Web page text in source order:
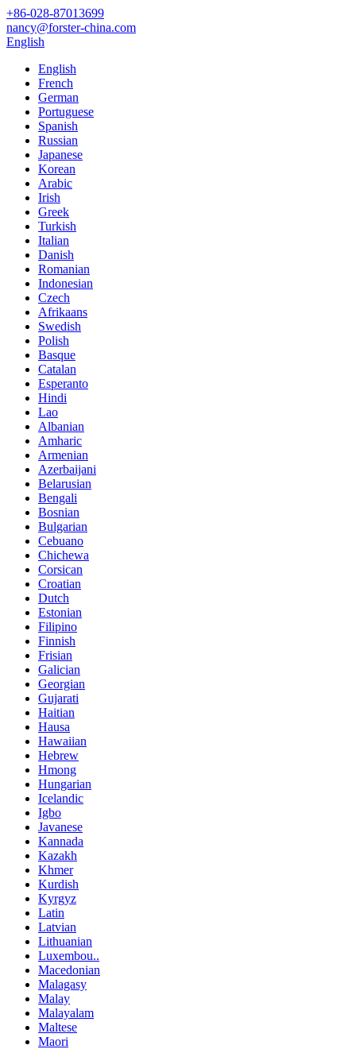
+86-028-87013699
nancy@forster-china.com
English
English
French
German
Portuguese
Spanish
Russian
Japanese
Korean
Arabic
Irish
Greek
Turkish
Italian
Danish
Romanian
Indonesian
Czech
Afrikaans
Swedish
Polish
Basque
Catalan
Esperanto
Hindi
Lao
Albanian
Amharic
Armenian
Azerbaijani
Belarusian
Bengali
Bosnian
Bulgarian
Cebuano
Chichewa
Corsican
Croatian
Dutch
Estonian
Filipino
Finnish
Frisian
Galician
Georgian
Gujarati
Haitian
Hausa
Hawaiian
Hebrew
Hmong
Hungarian
Icelandic
Igbo
Javanese
Kannada
Kazakh
Khmer
Kurdish
Kyrgyz
Latin
Latvian
Lithuanian
Luxembou..
Macedonian
Malagasy
Malay
Malayalam
Maltese
Maori